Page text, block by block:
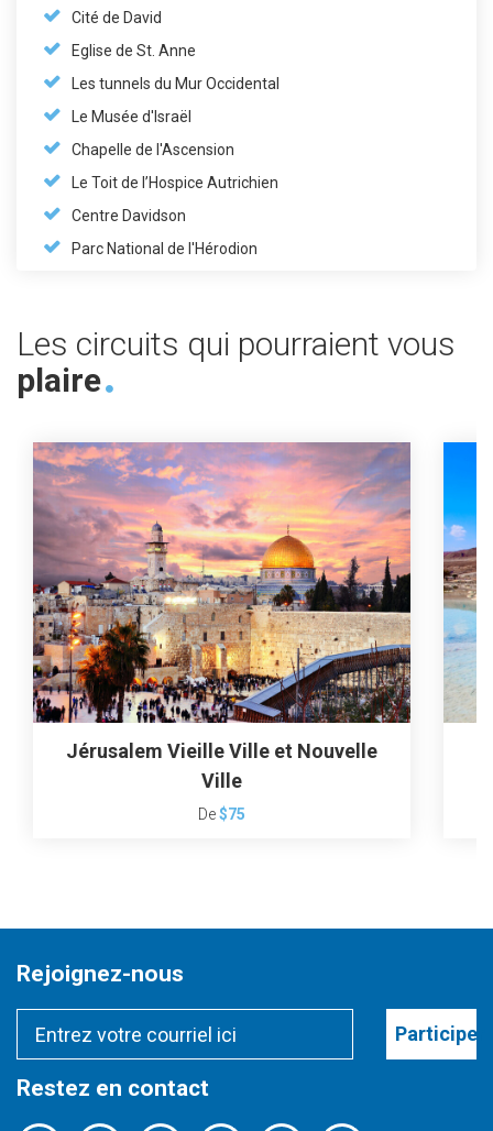
Cité de David
Eglise de St. Anne
Les tunnels du Mur Occidental
Le Musée d'Israël
Chapelle de l'Ascension
Le Toit de l’Hospice Autrichien
Centre Davidson
Parc National de l'Hérodion
Les circuits qui pourraient vous
plaire
Jérusalem Vieille Ville et Nouvelle
Ville
De$75
Rejoignez-nous
Participer
Restez en contact